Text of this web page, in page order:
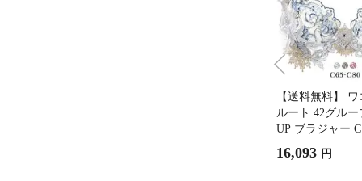
【送料無料】
ルート 42グルー
UP ブラジャー
Wacoal Salute
16,093 円